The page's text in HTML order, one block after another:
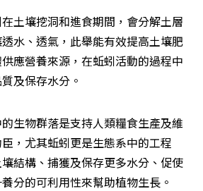
在土壤挖洞和進食期間，會分解土層
水、透氣，此舉能有效提高土壤肥
應營養來源，在蚯蚓活動的過程中
及保存水分。
生物群落是支持人類糧食生產及維
，尤其蚯蚓更是生態系中的工程
結構、捕獲及保存更多水分、促使
分的可利用性來幫助植物生長。